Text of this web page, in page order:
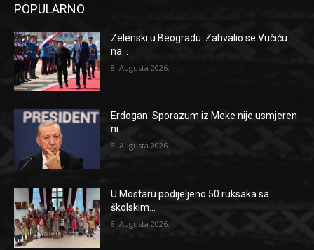
POPULARNO
Zelenski u Beogradu: Zahvalio se Vučiću
na...
8. Augusta 2026.
Erdogan: Sporazum iz Meke nije usmjeren
ni...
8. Augusta 2026.
U Mostaru podijeljeno 50 ruksaka sa
školskim...
8. Augusta 2026.